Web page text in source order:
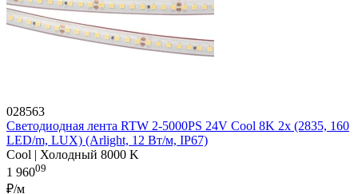
028563
Светодиодная лента RTW 2-5000PS 24V Cool 8K 2x (2835, 160
LED/m, LUX) (Arlight, 12 Вт/м, IP67)
Cool | Холодный 8000 K
1 96009
₽/м